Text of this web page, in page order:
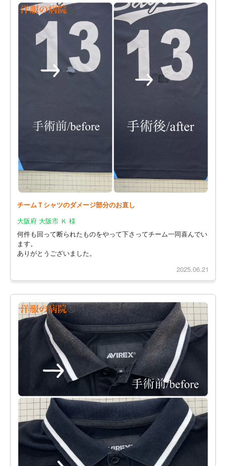
チームＴシャツのダメージ部分のお直し
大阪府 大阪市 Ｋ 様
何件も回って断られたものをやって下さってチーム一同喜んでい
ます。
ありがとうございました。
2025.06.21